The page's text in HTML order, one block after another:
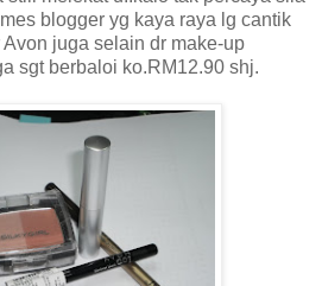
blogger yg kaya raya lg cantik
juga selain dr make-up
sgt berbaloi ko.RM12.90 shj.